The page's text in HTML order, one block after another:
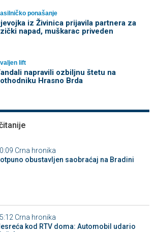
ponašanje
iz Živinica prijavila partnera za
napad, muškarac priveden
lift
napravili ozbiljnu štetu na
Hrasno Brda
Crna hronika
obustavljen saobraćaj na Bradini
Crna hronika
kod RTV doma: Automobil udario